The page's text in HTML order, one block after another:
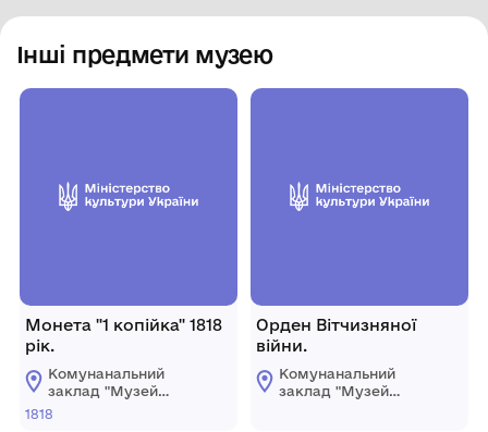
Інші предмети музею
Монета "1 копійка" 1818
рік.
Комунанальний
заклад "Музей
історії міста
1818
Орден Вітчизняної
війни.
Комунанальний
заклад "Музей